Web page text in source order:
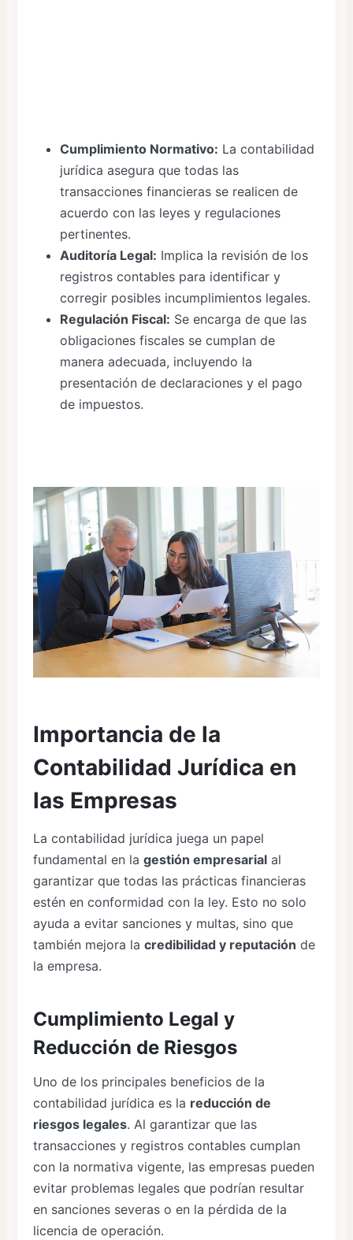
Cumplimiento Normativo: La contabilidad
jurídica asegura que todas las
transacciones financieras se realicen de
acuerdo con las leyes y regulaciones
pertinentes.
Auditoría Legal: Implica la revisión de los
registros contables para identificar y
corregir posibles incumplimientos legales.
Regulación Fiscal: Se encarga de que las
obligaciones fiscales se cumplan de
manera adecuada, incluyendo la
presentación de declaraciones y el pago
de impuestos.
Importancia de la
Contabilidad Jurídica en
las Empresas
La contabilidad jurídica juega un papel
fundamental en la gestión empresarial al
garantizar que todas las prácticas financieras
estén en conformidad con la ley. Esto no solo
ayuda a evitar sanciones y multas, sino que
también mejora la credibilidad y reputación de
la empresa.
Cumplimiento Legal y
Reducción de Riesgos
Uno de los principales beneficios de la
contabilidad jurídica es la reducción de
riesgos legales. Al garantizar que las
transacciones y registros contables cumplan
con la normativa vigente, las empresas pueden
evitar problemas legales que podrían resultar
en sanciones severas o en la pérdida de la
licencia de operación.